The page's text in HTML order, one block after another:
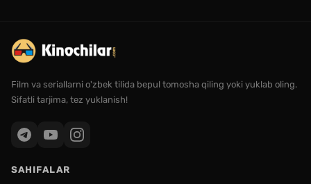
Film va seriallarni o'zbek tilida bepul tomosha qiling yoki yuklab oling.
Sifatli tarjima, tez yuklanish!
SAHIFALAR